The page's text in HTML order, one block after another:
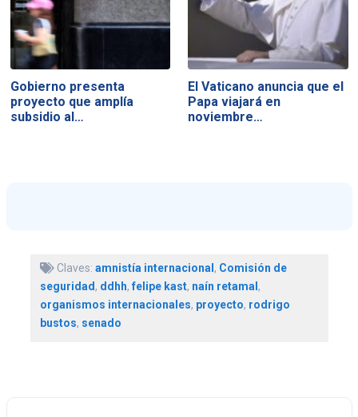
Gobierno presenta
proyecto que amplía
subsidio al…
El Vaticano anuncia que el
Papa viajará en
noviembre…
Claves: amnistía internacional, Comisión de
seguridad, ddhh,felipe kast, naín retamal,
organismos internacionales, proyecto, rodrigo
bustos, senado